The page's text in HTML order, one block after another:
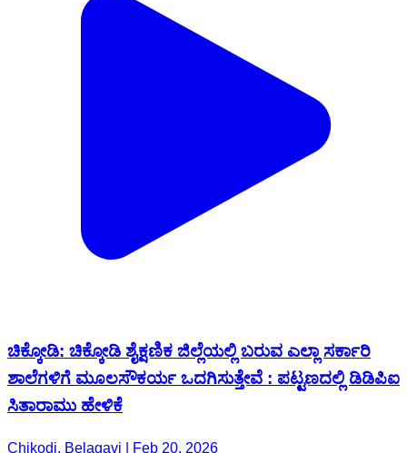
ಚಿಕ್ಕೋಡಿ: ಚಿಕ್ಕೋಡಿ ಶೈಕ್ಷಣಿಕ ಜಿಲ್ಲೆಯಲ್ಲಿ ಬರುವ ಎಲ್ಲಾ ಸರ್ಕಾರಿ
ಶಾಲೆಗಳಿಗೆ ಮೂಲಸೌಕರ್ಯ ಒದಗಿಸುತ್ತೇವೆ : ಪಟ್ಟಣದಲ್ಲಿ ಡಿಡಿಪಿಐ
ಸಿತಾರಾಮು‌ ಹೇಳಿಕೆ
Chikodi, Belagavi | Feb 20, 2026